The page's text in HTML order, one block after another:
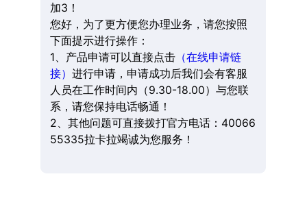
加3！
您好，为了更方便您办理业务，请您按照
下面提示进行操作：
1、产品申请可以直接点击（在线申请链
接） 进行申请，申请成功后我们会有客服
人员在工作时间内（9.30-18.00）与您联
系，请您保持电话畅通！
2、其他问题可直接拨打官方电话：40066
55335拉卡拉竭诚为您服务！